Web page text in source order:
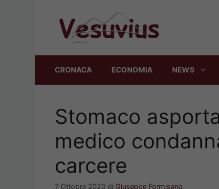
CRONACA ECONOMIA NEWS
Stomaco
medico
carcere
7 Ottobre 2020 di Giuseppe Formisano